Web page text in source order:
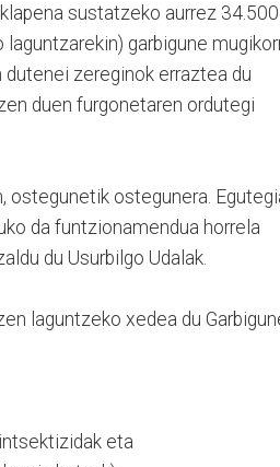
sustatzeko aurrez 34.500
garbigune
dutenei zereginok erraztea du
duen furgonetaren ordutegi
ostegunetik ostegunera.
da funtzionamendua horrela
du Usurbilgo Udalak.
laguntzeko xedea du
eta